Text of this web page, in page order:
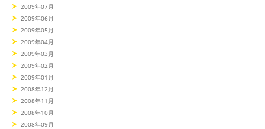
2009年07月
2009年06月
2009年05月
2009年04月
2009年03月
2009年02月
2009年01月
2008年12月
2008年11月
2008年10月
2008年09月